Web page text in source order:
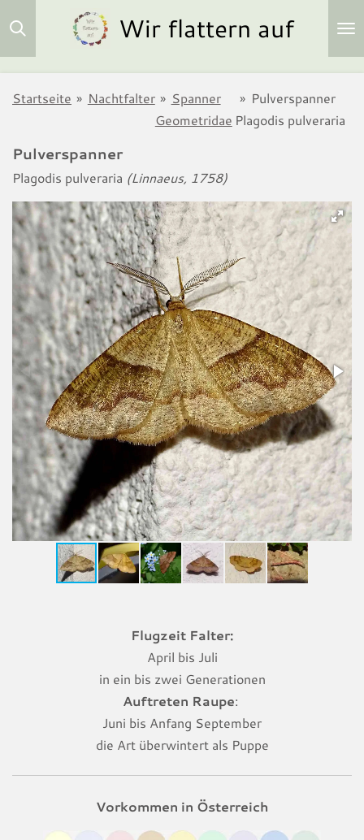
Zum
Hauptinhalt
Wir flattern auf
Startseite » Nachtfalter » Spanner
Geometridae
» Pulverspanner
Plagodis pulveraria
Pulverspanner
Plagodis pulveraria (Linnaeus, 1758)
Flugzeit Falter:
April bis Juli
in ein bis zwei Generationen
Auftreten Raupe:
Juni bis Anfang September
die Art überwintert als Puppe
Vorkommen in Österreich